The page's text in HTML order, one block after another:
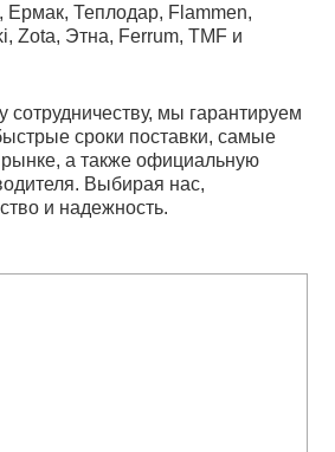
Ермак, Теплодар, Flammen,
Zota, Этна, Ferrum, TMF и
сотрудничеству, мы гарантируем
сроки поставки, самые
а также официальную
Выбирая нас,
и надежность.